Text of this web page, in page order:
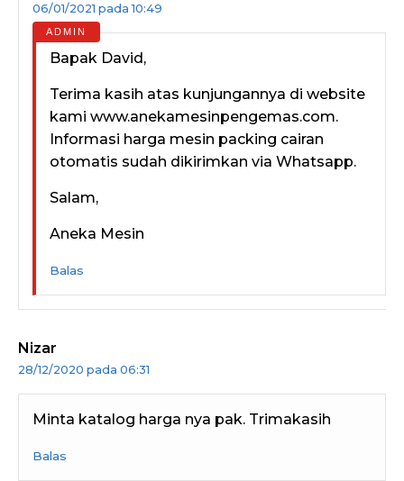
06/01/2021 pada 10:49
Bapak David,
Terima kasih atas kunjungannya di website
kami www.anekamesinpengemas.com.
Informasi harga mesin packing cairan
otomatis sudah dikirimkan via Whatsapp.
Salam,
Aneka Mesin
Balas
Nizar
28/12/2020 pada 06:31
Minta katalog harga nya pak. Trimakasih
Balas